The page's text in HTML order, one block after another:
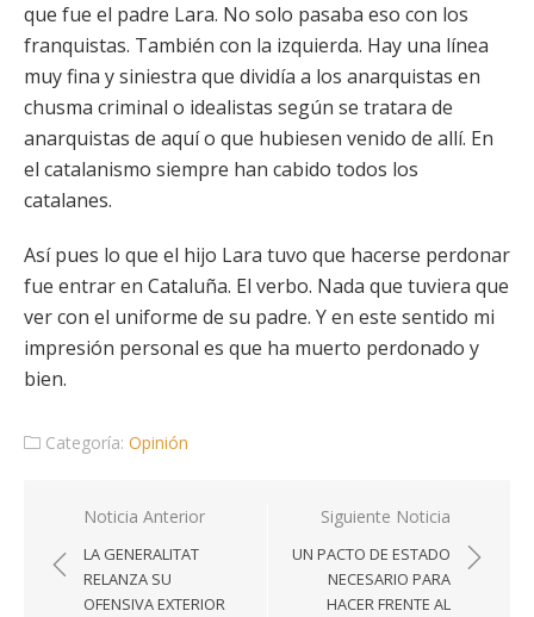
que fue el padre Lara. No solo pasaba eso con los
franquistas. También con la izquierda. Hay una línea
muy fina y siniestra que dividía a los anarquistas en
chusma criminal o idealistas según se tratara de
anarquistas de aquí o que hubiesen venido de allí. En
el catalanismo siempre han cabido todos los
catalanes.
Así pues lo que el hijo Lara tuvo que hacerse perdonar
fue entrar en Cataluña. El verbo. Nada que tuviera que
ver con el uniforme de su padre. Y en este sentido mi
impresión personal es que ha muerto perdonado y
bien.
Categoría: Opinión
Navegación
de
entradas
Noticia Anterior
LA GENERALITAT
RELANZA SU
OFENSIVA EXTERIOR
Siguiente Noticia
UN PACTO DE ESTADO
NECESARIO PARA
HACER FRENTE AL